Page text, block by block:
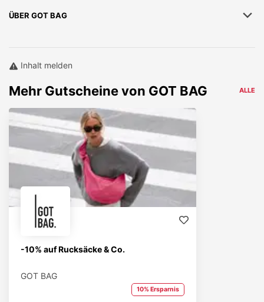
ÜBER GOT BAG
Inhalt melden
Mehr Gutscheine von GOT BAG ALLE
-10% auf Rucksäcke & Co.
GOT BAG
10% Ersparnis